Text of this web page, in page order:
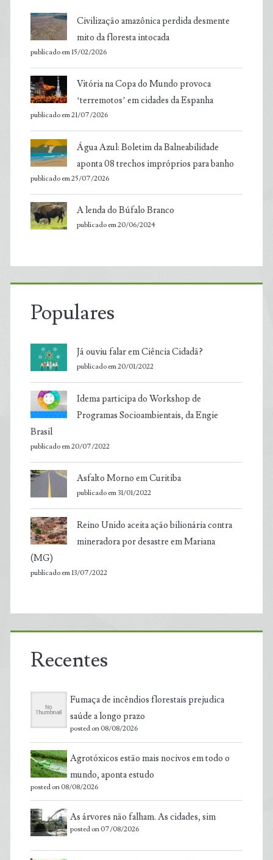
Civilização amazônica perdida desmente
mito da floresta intocada
publicado em 15/02/2026
Vitória na Copa do Mundo provoca
‘terremotos’ em cidades da Espanha
publicado em 21/07/2026
Água Azul: Boletim da Balneabilidade
aponta 08 trechos impróprios para banho
publicado em 25/07/2026
A lenda do Búfalo Branco
publicado em 20/06/2024
Populares
Já ouviu falar em Ciência Cidadã?
publicado em 20/01/2022
Idema participa do Workshop de
Programas Socioambientais, da Engie
Brasil
publicado em 20/07/2022
Asfalto Morno em Curitiba
publicado em 31/01/2022
Reino Unido aceita ação bilionária contra
mineradora por desastre em Mariana
(MG)
publicado em 13/07/2022
Recentes
Fumaça de incêndios florestais prejudica
saúde a longo prazo
posted on 08/08/2026
Agrotóxicos estão mais nocivos em todo o
mundo, aponta estudo
posted on 08/08/2026
As árvores não falham. As cidades, sim
posted on 07/08/2026